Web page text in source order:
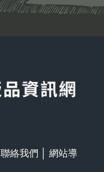
聯絡我們
網站導